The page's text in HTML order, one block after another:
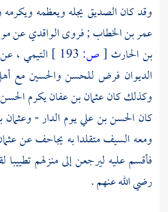
وقد كانالصديقيجله ويعظمه
عمر بن الخطاب; فروىالواقديعن
بن الحارث [ص: التيمي،
الديوان فرض للحسنوالحسينمع
وكذلك كانعثمان بن عفانيكرمالحسن
كان الحسن بن علييوم الدار -
ومعه السيف متقلدا به يجاحف عن
فأقسم عليه ليرجعن إلى منزلهم تطييبا
رضي الله عنهم .